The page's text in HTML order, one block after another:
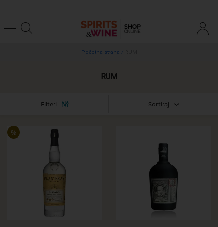
Početna strana /
RUM
Filteri Sortiraj
%